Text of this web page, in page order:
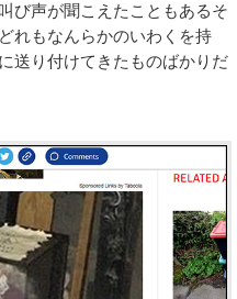
び声が聞こえたこともあるそ
れもなんらかのいわくを持
送り付けてきたものばかりだ